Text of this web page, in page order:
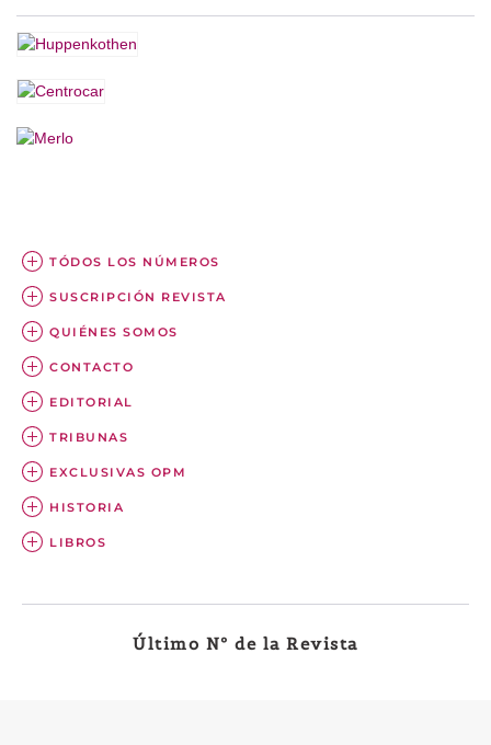
Share
TÓDOS LOS NÚMEROS
SUSCRIPCIÓN REVISTA
QUIÉNES SOMOS
CONTACTO
EDITORIAL
TRIBUNAS
EXCLUSIVAS OPM
HISTORIA
LIBROS
Último Nº de la Revista